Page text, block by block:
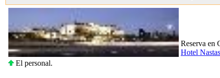
Reserva en
Hotel
El personal.